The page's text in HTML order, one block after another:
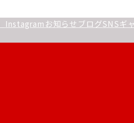
Instagram お知らせ ブログSNSギ